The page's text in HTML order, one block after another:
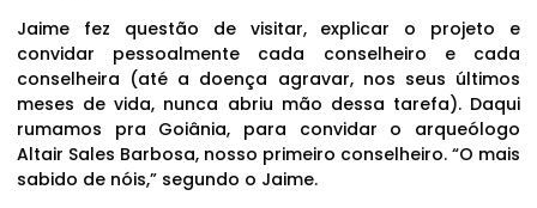
Jaime fez questão de visitar, explicar o projeto e
convidar pessoalmente cada conselheiro e cada
conselheira (até a doença agravar, nos seus últimos
meses de vida, nunca abriu mão dessa tarefa). Daqui
rumamos pra Goiânia, para convidar o arqueólogo
Altair Sales Barbosa, nosso primeiro conselheiro. “O mais
sabido de nóis,” segundo o Jaime.